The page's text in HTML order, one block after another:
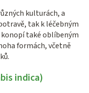
kulturách, a
tak k léčebným
konopí také oblíbeným
formách, včetně
indica)